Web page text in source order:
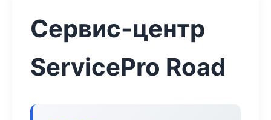
Сервис-центр
ServicePro Road